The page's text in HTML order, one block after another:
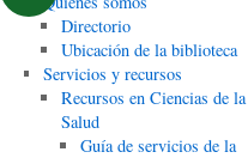
Directorio
Ubicación de la biblioteca
Servicios y recursos
Recursos en Ciencias de la
Salud
Guía de servicios de la